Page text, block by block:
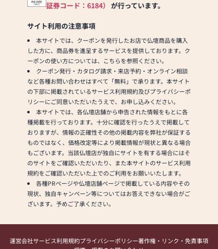
証券コード：6184） が行っています。
サイト利用の注意事項
本サイトでは、クーポンを発行したお店で仏壇商品を購入
した方に、商品券を進呈するサービスを提供しております。ク
ーポンの使い方については、こちらを参照ください。
クーポン発行・カタログ請求・来店予約・オンライン相談
など各種お問い合わせはすべて「無料」で承ります。本サイト
の下部に掲載されているサービス利用規約及びプライバシーポ
リシーにご同意いただいたうえで、お申し込みください。
本サイトでは、各仏壇店舗から申告された情報をもとに各
種掲載を行っております。十分に確認を行ったうえで掲載して
おりますが、情報の正確性その他の掲載内容を弊社が保証する
ものではなく、価格改定等により掲載情報が現状と異なる場合
もございます。当該仏壇店が独自にサイトを有する場合にはそ
のサイトをご確認いただいたり、また本サイトのサービス利用
規約をご確認いただいた上でのご利用をお願いいたします。
各種PRページや仏壇店舗ページで掲載している内容やその
現状、独自キャンペーン等についてはお答えできない場合がご
ざいます。予めご了承ください。
運営会社サービス利用規約プライバシーポリシー著作権・リンク・免責事項